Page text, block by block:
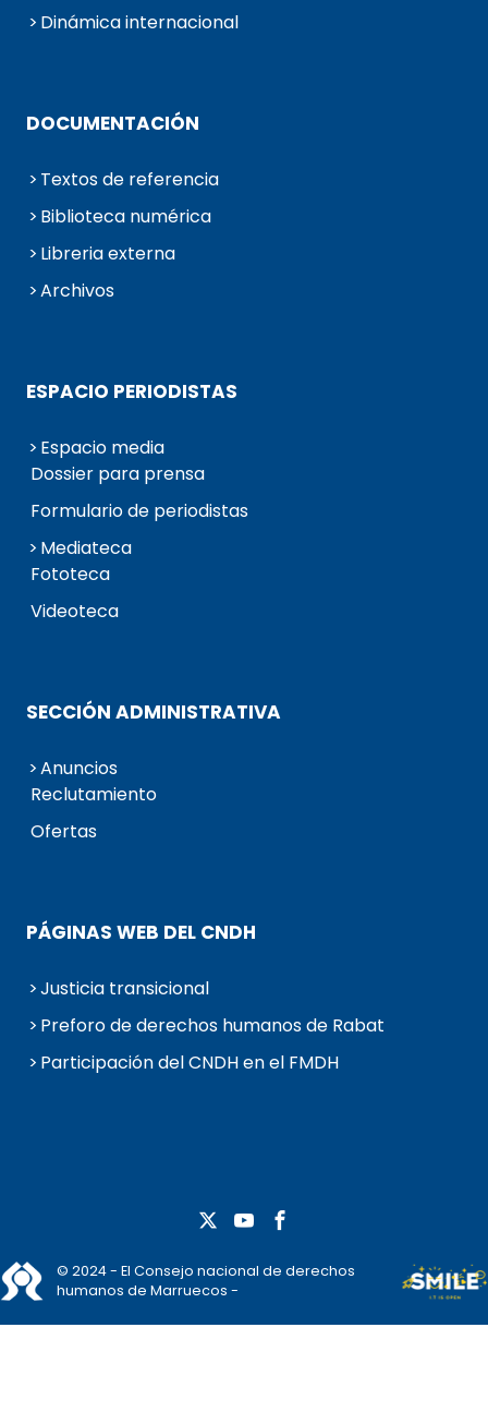
Dinámica internacional
DOCUMENTACIÓN
Textos de referencia
Biblioteca numérica
Libreria externa
Archivos
ESPACIO PERIODISTAS
Espacio media
Dossier para prensa
Formulario de periodistas
Mediateca
Fototeca
Videoteca
SECCIÓN ADMINISTRATIVA
Anuncios
Reclutamiento
Ofertas
PÁGINAS WEB DEL CNDH
Justicia transicional
Preforo de derechos humanos de Rabat
Participación del CNDH en el FMDH
© 2024 - El Consejo nacional de derechos
humanos de Marruecos -